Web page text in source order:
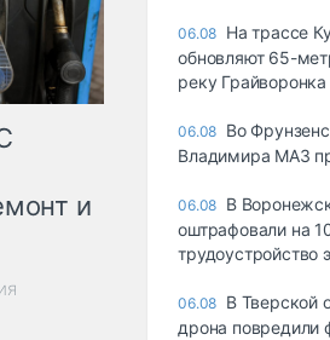
и
06.08 На трассе
обновляют 65-
реку Грайворонка
06.08 Во
Владимира МАЗ
06.08 В
оштрафовали на
трудоустройство
06.08 В Тверской
дрона повредили